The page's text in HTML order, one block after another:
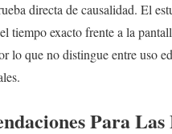
directa de causalidad. El
tiempo exacto frente a la
lo que no distingue entre uso
Para